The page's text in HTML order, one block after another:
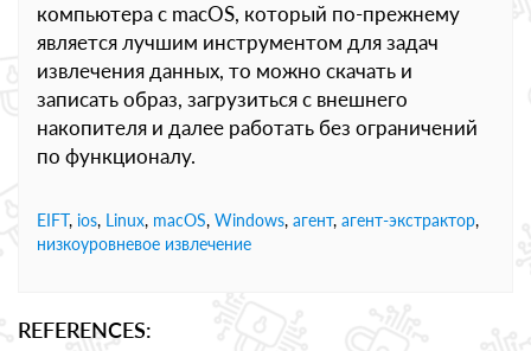
компьютера с macOS, который по-прежнему
является лучшим инструментом для задач
извлечения данных, то можно скачать и
записать образ, загрузиться с внешнего
накопителя и далее работать без ограничений
по функционалу.
EIFT, ios, Linux, macOS, Windows, агент, агент-экстрактор,
низкоуровневое извлечение
REFERENCES: